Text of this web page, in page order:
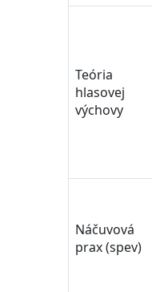
Teória
hlasovej
výchovy
Náčuvová
prax (spev)